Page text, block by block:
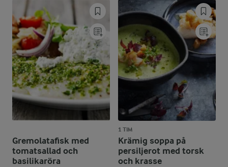
Gremolatafisk med
tomatsallad och
basilikaröra
1 TIM
Krämig soppa på
persiljerot med torsk
och krasse